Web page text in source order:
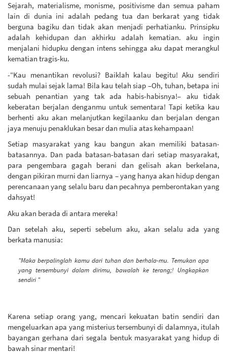
Sejarah, materialisme, monisme, positivisme dan semua paham
lain di dunia ini adalah pedang tua dan berkarat yang tidak
berguna bagiku dan tidak akan menjadi perhatianku. Prinsipku
adalah kehidupan dan akhirku adalah kematian. aku ingin
menjalani hidupku dengan intens sehingga aku dapat merangkul
kematian tragis-ku.
-“Kau menantikan revolusi? Baiklah kalau begitu! Aku sendiri
sudah mulai sejak lama! Bila kau telah siap –Oh, tuhan, betapa ini
sebuah penantian yang tak ada habis-habisnya!– aku tidak
keberatan berjalan denganmu untuk sementara! Tapi ketika kau
berhenti aku akan melanjutkan kegilaanku dan berjalan dengan
jaya menuju penaklukan besar dan mulia atas kehampaan!
Setiap masyarakat yang kau bangun akan memiliki batasan-
batasannya. Dan pada batasan-batasan dari setiap masyarakat,
para pengembara gagah berani dan gelisah akan berkelana,
dengan pikiran murni dan liarnya – yang hanya akan hidup dengan
perencanaan yang selalu baru dan pecahnya pemberontakan yang
dahsyat!
Aku akan berada di antara mereka!
Dan setelah aku, seperti sebelum aku, akan selalu ada yang
berkata manusia:
"Maka berpalinglah kamu dari tuhan dan berhala-mu. Temukan apa
yang tersembunyi dalam dirimu, bawalah ke terang;! Ungkapkan
sendiri "
Karena setiap orang yang, mencari kekuatan batin sendiri dan
mengeluarkan apa yang misterius tersembunyi di dalamnya, itulah
bayangan gerhana dari segala bentuk masyarakat yang hidup di
bawah sinar mentari!